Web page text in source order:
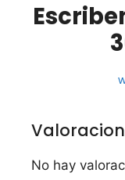
No hay